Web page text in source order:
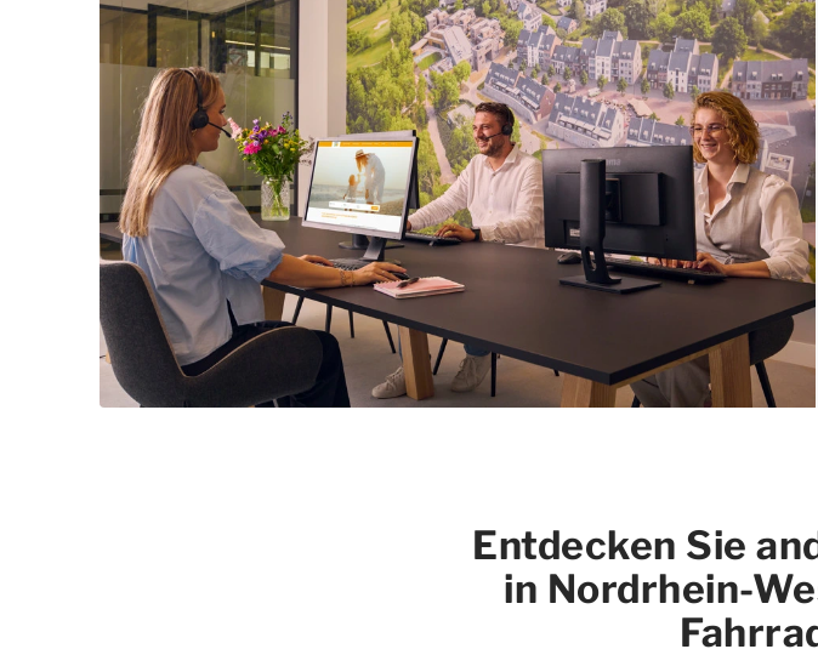
Ausflügen sorgt dafür, dass Sie sich während Ihres Aufenthalts bei
Dormio Resorts & Hotels bestens unterhalten können!
Entdecken Sie
in Nordrhein-